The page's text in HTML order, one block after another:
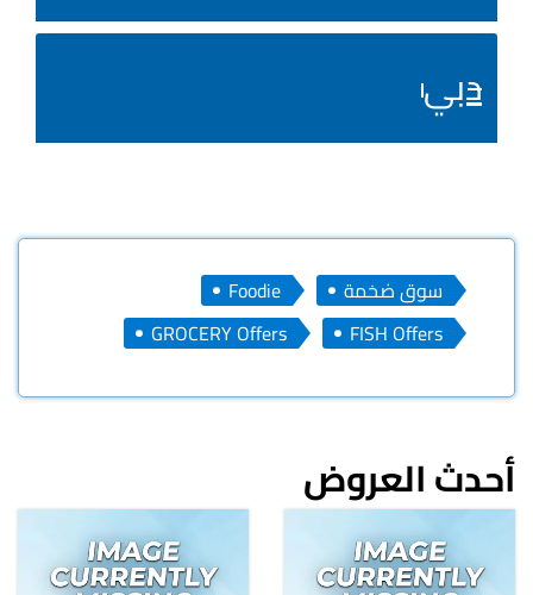
دبي
سوق ضخمة
Foodie
FISH Offers
GROCERY Offers
أحدث العروض